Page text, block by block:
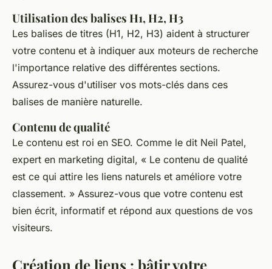
Utilisation des balises H1, H2, H3
Les balises de titres (H1, H2, H3) aident à structurer
votre contenu et à indiquer aux moteurs de recherche
l'importance relative des différentes sections.
Assurez-vous d'utiliser vos mots-clés dans ces
balises de manière naturelle.
Contenu de qualité
Le contenu est roi en SEO. Comme le dit Neil Patel,
expert en marketing digital, « Le contenu de qualité
est ce qui attire les liens naturels et améliore votre
classement. » Assurez-vous que votre contenu est
bien écrit, informatif et répond aux questions de vos
visiteurs.
Création de liens : bâtir votre